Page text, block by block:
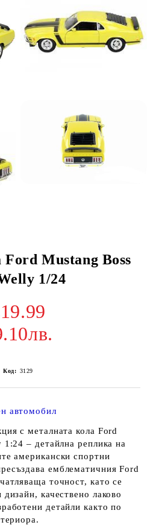
Mustang Boss
1/24
Код: 3129
автомобил
с металната кола Ford
– детайлна реплика на
американски спортни
емблематичния Ford
точност, като се
качествено лаково
детайли както по